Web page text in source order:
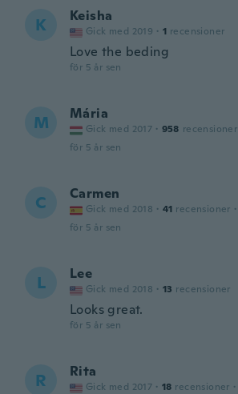
K Keisha
Gick med 2019 · 1 recensioner
Love the beding
för 5 år sen
M Mária
Gick med 2017 · 958 recensioner
för 5 år sen
C Carmen
Gick med 2018 · 41 recensioner ·
för 5 år sen
L Lee
Gick med 2018 · 13 recensioner
Looks great.
för 5 år sen
R Rita
Gick med 2017 · 18 recensioner ·